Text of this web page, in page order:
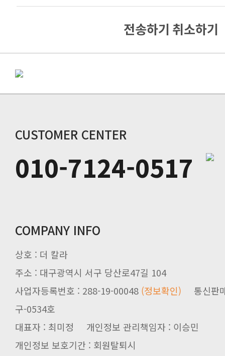
전송하기 취소하기
CUSTOMER CENTER
010-7124-0517
COMPANY INFO
상호 : 더 칼라
주소 : 대구광역시 서구 당산로47길 104
사업자등록번호 : 288-19-00048 (정보확인) 통신판
구-0534호
대표자 : 최미정 개인정보 관리책임자 : 이승민
개인정보 보호기간 : 회원탈퇴시